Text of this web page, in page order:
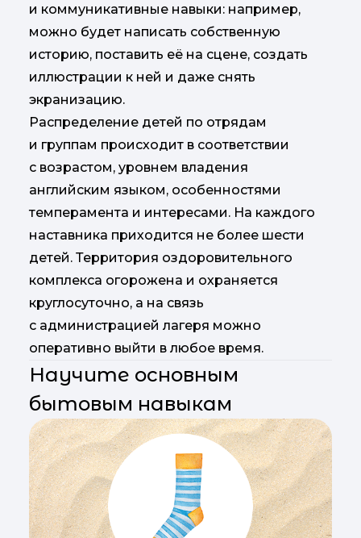
и коммуникативные навыки: например,
можно будет написать собственную
историю, поставить её на сцене, создать
иллюстрации к ней и даже снять
экранизацию.
Распределение детей по отрядам
и группам происходит в соответствии
с возрастом, уровнем владения
английским языком, особенностями
темперамента и интересами. На каждого
наставника приходится не более шести
детей. Территория оздоровительного
комплекса огорожена и охраняется
круглосуточно, а на связь
с администрацией лагеря можно
оперативно выйти в любое время.
Научите основным
бытовым навыкам